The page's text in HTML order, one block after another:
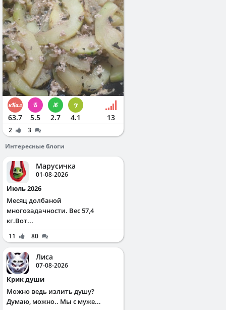
63.7 5.5 2.7 4.1 13
2
3
Интересные блоги
Марусичка
01-08-2026
Июль 2026
Месяц долбаной
многозадачности. Вес 57,4
кг.Вот...
11 80
Лиса
07-08-2026
Крик души
Можно ведь излить душу?
Думаю, можно.. Мы с муже...